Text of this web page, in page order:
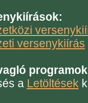
versenykiírás
a Letöltések